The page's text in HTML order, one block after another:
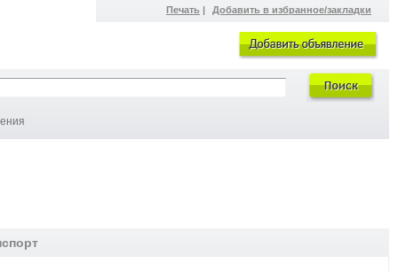
Печать | Добавить в избранное/закладки